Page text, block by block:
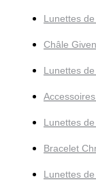
Lunettes
Châle
Lunettes
Lunettes
Bracelet
Lunettes